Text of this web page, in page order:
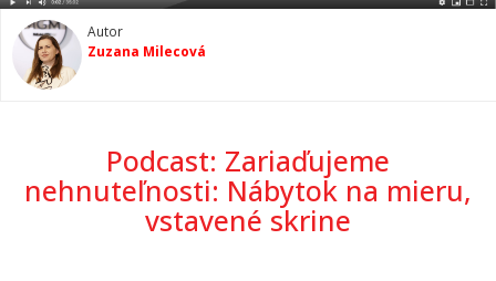
Autor
Zuzana Milecová
Podcast: Zariaďujeme
nehnuteľnosti: Nábytok na mieru,
vstavené skrine